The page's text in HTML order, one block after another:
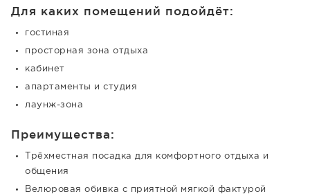
Для каких помещений подойдёт:
гостиная
просторная зона отдыха
кабинет
апартаменты и студия
лаунж-зона
Преимущества:
Трёхместная посадка для комфортного отдыха и
общения
Велюровая обивка с приятной мягкой фактурой